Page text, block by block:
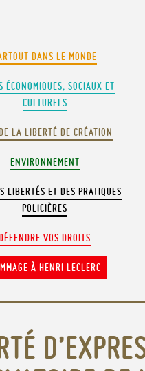
DANS LE MONDE
ÉCONOMIQUES, SOCIAUX ET
CULTURELS
LA LIBERTÉ DE CRÉATION
ENVIRONNEMENT
LIBERTÉS ET DES PRATIQUES
POLICIÈRES
VOS DROITS
À HENRI LECLERC